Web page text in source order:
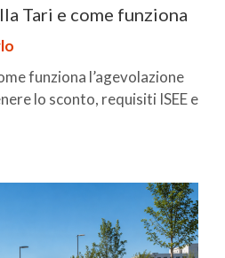
Tari e come funziona
funziona l’agevolazione
lo sconto, requisiti ISEE e